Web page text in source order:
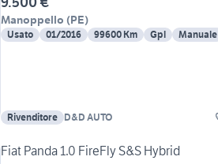
Manoppello (PE)
Usato 01/2016 99600 Km Gpl Manuale
Rivenditore D&D AUTO
Fiat Panda 1.0 FireFly S&S Hybrid